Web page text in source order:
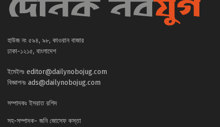
হাউজ নং ৫৯৪, ৯৮, কাওরান বাজার
ঢাকা-১২১৫, বাংলাদেশ
ইমেইলঃ editor@dailynobojug.com
বিজ্ঞাপনঃ ads@dailynobojug.com
সম্পাদকঃ ইসরাত রশিদ
সহ-সম্পাদক- জনি জোসেফ কস্তা